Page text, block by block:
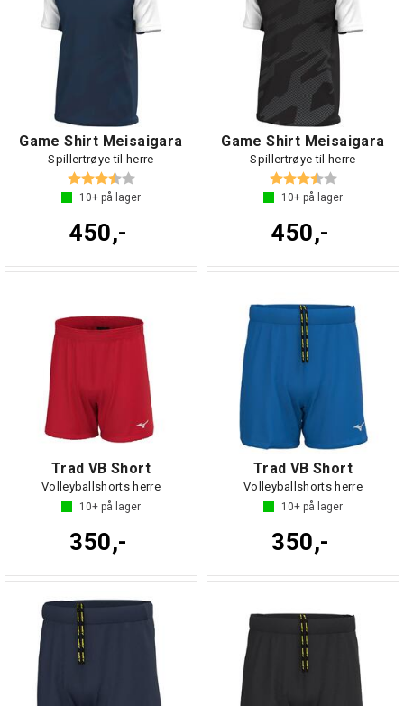
Game Shirt Meisaigara
Spillertrøye til herre
Karakter: 3.6 av 5 mulige
10+ på lager
450,-
Game Shirt Meisaigara
Spillertrøye til herre
Karakter: 3.6 av 5
10+ på lager
450,-
Trad VB Short
Volleyballshorts herre
10+ på lager
350,-
Trad VB Short
Volleyballshorts herre
10+ på lager
350,-